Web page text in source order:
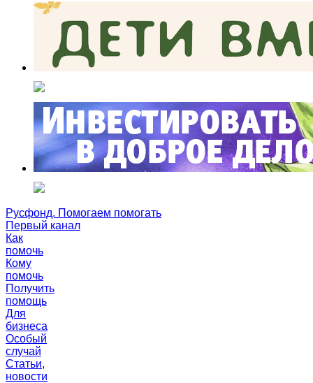
Русфонд. Помогаем помогать
Первый канал
Как
помочь
Кому
помочь
Получить
помощь
Для
бизнеса
Особый
случай
Статьи,
новости